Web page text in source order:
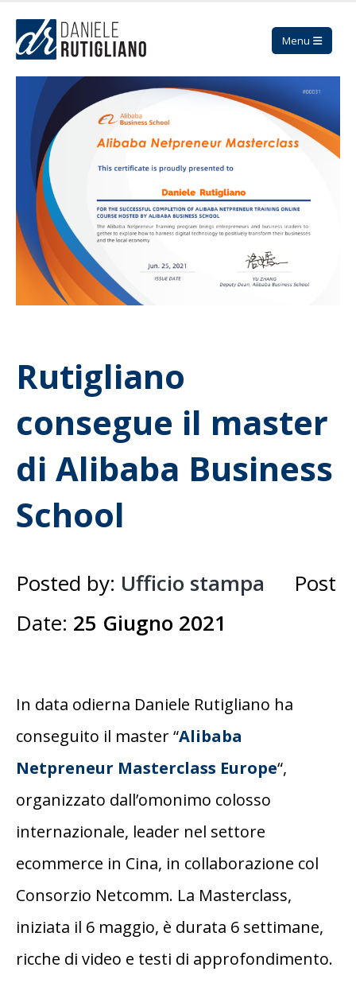
Rutigliano
consegue il master
di Alibaba Business
School
Posted by: Ufficio stampa
Post
Date: 25 Giugno 2021
In data odierna Daniele Rutigliano ha
conseguito il master “Alibaba
Netpreneur Masterclass Europe“,
organizzato dall’omonimo colosso
internazionale, leader nel settore
ecommerce in Cina, in collaborazione col
Consorzio Netcomm. La Masterclass,
iniziata il 6 maggio, è durata 6 settimane,
ricche di video e testi di approfondimento.